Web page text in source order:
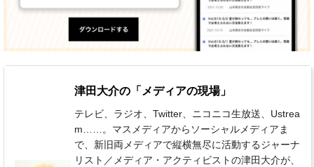
津田大介の「メディアの現場」
テレビ、ラジオ、Twitter、ニコニコ生放送、Ustrea
m……。マスメディアからソーシャルメディアま
で、新旧両メディアで縦横無尽に活動するジャーナ
リスト／メディア・アクティビストの津田大介が、